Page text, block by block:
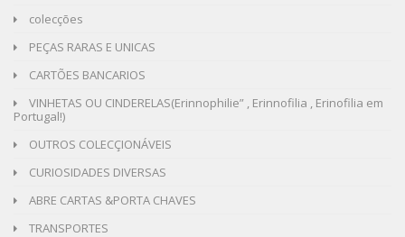
colecções
PEÇAS RARAS E UNICAS
CARTÕES BANCARIOS
VINHETAS OU CINDERELAS(Erinnophilie” , Erinnofilia , Erinofilia em
Portugal!)
OUTROS COLECÇIONÁVEIS
CURIOSIDADES DIVERSAS
ABRE CARTAS &PORTA CHAVES
TRANSPORTES